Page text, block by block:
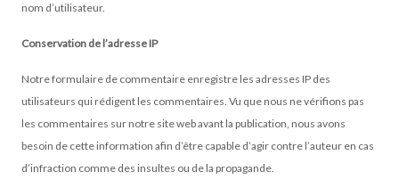
nom d’utilisateur.
Conservation de l’adresse IP
Notre formulaire de commentaire enregistre les adresses IP des
utilisateurs qui rédigent les commentaires. Vu que nous ne vérifions pas
les commentaires sur notre site web avant la publication, nous avons
besoin de cette information afin d’être capable d’agir contre l’auteur en cas
d’infraction comme des insultes ou de la propagande.